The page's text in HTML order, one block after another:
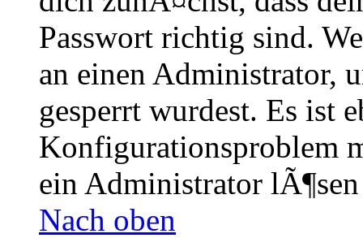
Passwort richtig sind.
an einen Administrator,
gesperrt wurdest. Es ist
Konfigurationsproblem
ein Administrator lÃ¶sen
Nach oben